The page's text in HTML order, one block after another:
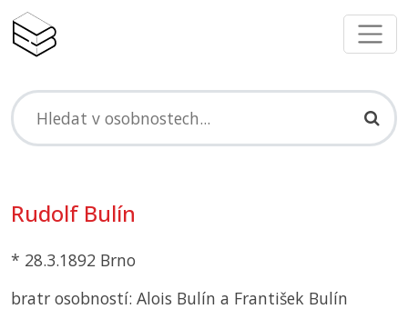
Rudolf Bulín
* 28.3.1892 Brno
bratr osobností: Alois Bulín a František Bulín